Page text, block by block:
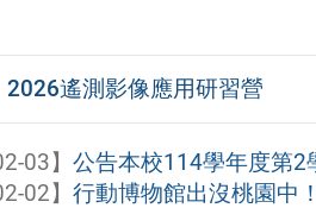
2026遙測影像應用研習營
03】公告本校114學年度第
02】行動博物館出沒桃園中